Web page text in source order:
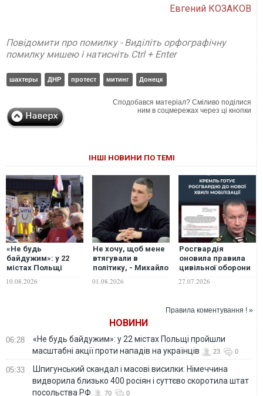
Евгений КОЗАКОВ
Повідомити про помилку - Виділіть орфографічну
помилку мишею і натисніть Ctrl + Enter
шахтеры ДНР протест митинг Донецк
Сподобався матеріал? Сміливо поділися
ним в соцмережах через ці кнопки
ІНШІ НОВИНИ ПО ТЕМІ
«Не будь
байдужим»: у 22
містах Польщі
масштабні акції
10.08.2026
Не хочу, щоб мене
втягували в
політику, - Михайло
відмовився йти в
01.08.2026
Росгвардія
оновила правила
цивільної оборони
ймовірних масових
мобілізації, - ЦПД
27.07.2026
Правила коментування ! »
НОВИНИ
06:28
«Не будь байдужим»: у 22 містах Польщі пройшли
масштабні акції проти нападів на українців
23 0
05:33
Шпигунський скандал і масові висилки: Німеччина
видворила близько 400 росіян і суттєво скоротила штат
посольства РФ
70 0